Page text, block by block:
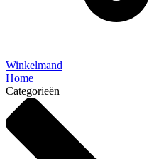
Winkelmand
Home
Categorieën